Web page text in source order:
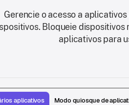
Gerencie o acesso a
Bloqueie dispositivos
aplicativos para
aplicativos Modo quiosque de